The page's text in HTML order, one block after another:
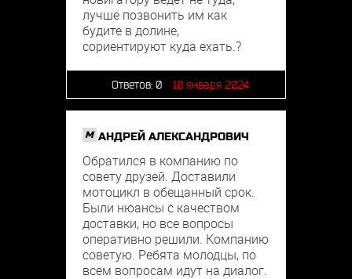
лучше позвонить им как
будите в долине,
сориентируют куда ехать.?
Ответов: 0 10 января 2024
M АНДРЕЙ АЛЕКСАНДРОВИЧ
Обратился в компанию по
совету друзей. Доставили
мотоцикл в обещанный срок.
Были нюансы с качеством
доставки, но все вопросы
оперативно решили. Компанию
советую. Ребята молодцы, по
всем вопросам идут на диалог.